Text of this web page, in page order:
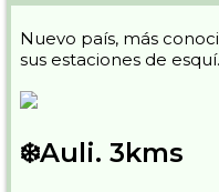
Nuevo país, más
sus estaciones de esquí.
❄️Auli. 3kms